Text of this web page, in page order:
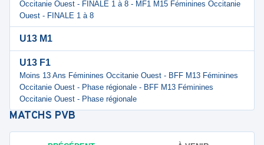
Occitanie Ouest - FINALE 1 à 8 - MF1 M15 Féminines Occitanie
Ouest - FINALE 1 à 8
U13 M1
U13 F1
Moins 13 Ans Féminines Occitanie Ouest - BFF M13 Féminines
Occitanie Ouest - Phase régionale - BFF M13 Féminines
Occitanie Ouest - Phase régionale
MATCHS PVB